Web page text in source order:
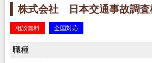
株式会社 日本交通事故調査
相談無料 全国対応
職種